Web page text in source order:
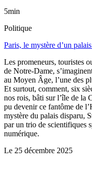
5min
Politique
Paris, le mystère d’un
Les promeneurs, touristes
de Notre-Dame,
au Moyen Âge, l’une des
Et surtout, comment, six
nos rois, bâti sur l’île de la
pu devenir ce fantôme de
mystère du palais disparu,
par un trio de scientifiques
numérique.
Le 25 décembre 2025